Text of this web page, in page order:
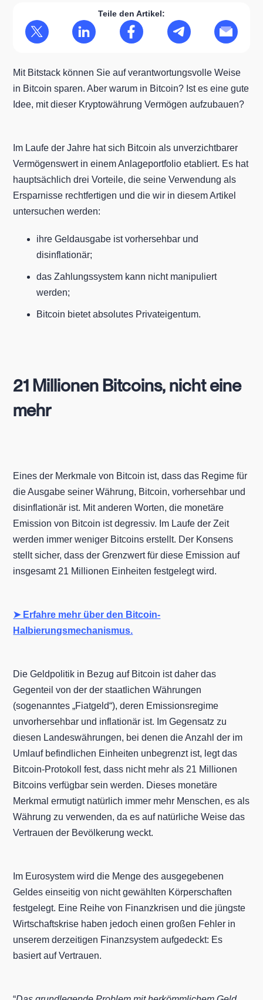
Teile den Artikel:
Mit Bitstack können Sie auf verantwortungsvolle Weise
in Bitcoin sparen. Aber warum in Bitcoin? Ist es eine gute
Idee, mit dieser Kryptowährung Vermögen aufzubauen?
Im Laufe der Jahre hat sich Bitcoin als unverzichtbarer
Vermögenswert in einem Anlageportfolio etabliert. Es hat
hauptsächlich drei Vorteile, die seine Verwendung als
Ersparnisse rechtfertigen und die wir in diesem Artikel
untersuchen werden:
ihre Geldausgabe ist vorhersehbar und
disinflationär;
das Zahlungssystem kann nicht manipuliert
werden;
Bitcoin bietet absolutes Privateigentum.
21 Millionen Bitcoins, nicht eine
mehr
Eines der Merkmale von Bitcoin ist, dass das Regime für
die Ausgabe seiner Währung, Bitcoin, vorhersehbar und
disinflationär ist. Mit anderen Worten, die monetäre
Emission von Bitcoin ist degressiv. Im Laufe der Zeit
werden immer weniger Bitcoins erstellt. Der Konsens
stellt sicher, dass der Grenzwert für diese Emission auf
insgesamt 21 Millionen Einheiten festgelegt wird.
➤ Erfahre mehr über den Bitcoin-
Halbierungsmechanismus.
Die Geldpolitik in Bezug auf Bitcoin ist daher das
Gegenteil von der der staatlichen Währungen
(sogenanntes „Fiatgeld“), deren Emissionsregime
unvorhersehbar und inflationär ist. Im Gegensatz zu
diesen Landeswährungen, bei denen die Anzahl der im
Umlauf befindlichen Einheiten unbegrenzt ist, legt das
Bitcoin-Protokoll fest, dass nicht mehr als 21 Millionen
Bitcoins verfügbar sein werden. Dieses monetäre
Merkmal ermutigt natürlich immer mehr Menschen, es als
Währung zu verwenden, da es auf natürliche Weise das
Vertrauen der Bevölkerung weckt.
Im Eurosystem wird die Menge des ausgegebenen
Geldes einseitig von nicht gewählten Körperschaften
festgelegt. Eine Reihe von Finanzkrisen und die jüngste
Wirtschaftskrise haben jedoch einen großen Fehler in
unserem derzeitigen Finanzsystem aufgedeckt: Es
basiert auf Vertrauen.